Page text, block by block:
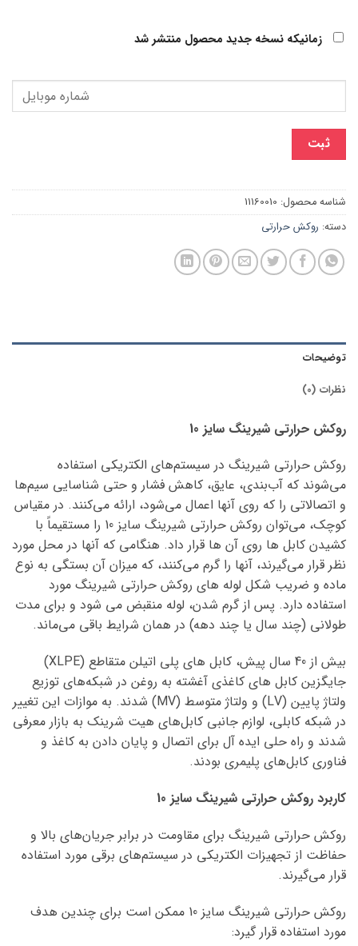
زمانیکه نسخه جدید محصول منتشر شد
ثبت
شناسه محصول: 11160010
دسته: روکش حرارتی
توضیحات
نظرات (0)
روکش حرارتی شیرینگ سایز 10
روکش حرارتی شیرینگ در سیستم‌های الکتریکی استفاده
می‌شوند که آب‌بندی، عایق، کاهش فشار و حتی شناسایی سیم‌ها
و اتصالاتی را که روی آنها اعمال می‌شود، ارائه می‌کنند. در مقیاس
کوچک، می‌توان روکش حرارتی شیرینگ سایز 10 را مستقیماً با
کشیدن کابل ها روی آن ها قرار داد. هنگامی که آنها در محل مورد
نظر قرار می‌گیرند، آنها را گرم می‌کنند، که میزان آن بستگی به نوع
ماده و ضریب شکل لوله های روکش حرارتی شیرینگ مورد
استفاده دارد. پس از گرم شدن، لوله منقبض می شود و برای مدت
طولانی (چند سال یا چند دهه) در همان شرایط باقی می‌ماند.
بیش از 40 سال پیش، کابل های پلی اتیلن متقاطع (XLPE)
جایگزین کابل های کاغذی آغشته به روغن در شبکه‌های توزیع
ولتاژ پایین (LV) و ولتاژ متوسط ​​(MV) شدند. به موازات این تغییر
در شبکه کابلی، لوازم جانبی کابل‌های هیت شرینک به بازار معرفی
شدند و راه حلی ایده آل برای اتصال و پایان دادن به کاغذ و
فناوری کابل‌های پلیمری بودند.
کاربرد روکش حرارتی شیرینگ سایز 10
روکش حرارتی شیرینگ برای مقاومت در برابر جریان‌های بالا و
حفاظت از تجهیزات الکتریکی در سیستم‌های برقی مورد استفاده
قرار می‌گیرند.
روکش حرارتی شیرینگ سایز 10 ممکن است برای چندین هدف
مورد استفاده قرار گیرد: